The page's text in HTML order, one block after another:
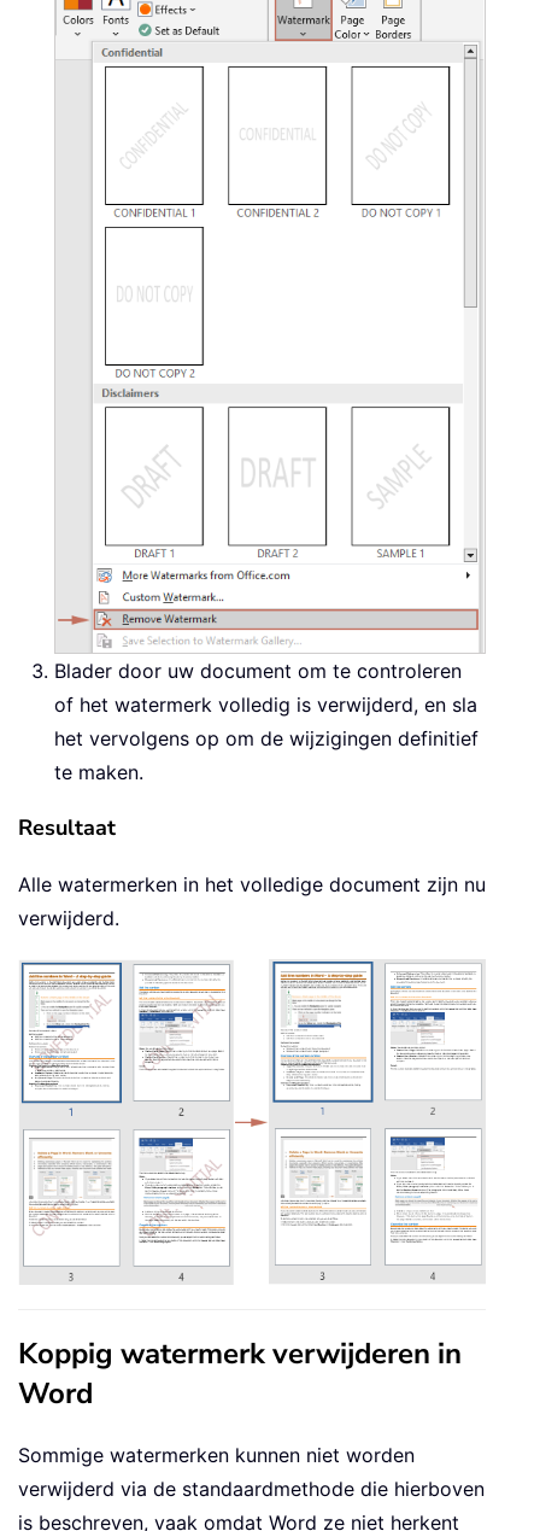
Blader door uw document om te controleren
of het watermerk volledig is verwijderd, en sla
het vervolgens op om de wijzigingen definitief
te maken.
Resultaat
Alle watermerken in het volledige document zijn nu
verwijderd.
Koppig watermerk verwijderen in
Word
Sommige watermerken kunnen niet worden
verwijderd via de standaardmethode die hierboven
is beschreven, vaak omdat Word ze niet herkent